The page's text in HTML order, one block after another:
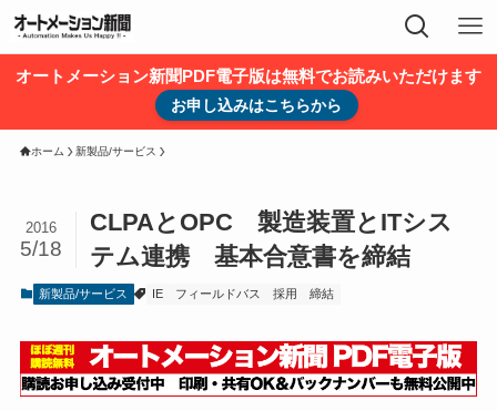
オートメーション新聞PDF電子版は無料でお読みいただけます
お申し込みはこちらから
ホーム 新製品/サービス
CLPAとOPC 製造装置とITシス
テム連携 基本合意書を締結
2016
5/18
新製品/サービス IE フィールドバス 採用 締結